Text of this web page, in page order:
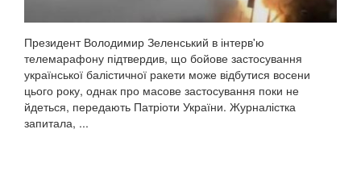
Президент Володимир Зеленський в інтерв'ю
телемарафону підтвердив, що бойове застосування
української балістичної ракети може відбутися восени
цього року, однак про масове застосування поки не
йдеться, передають Патріоти України. Журналістка
запитала, ...